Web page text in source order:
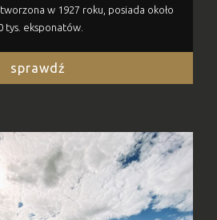
w 1927 roku, posiada około
tys. eksponatów.
sprawdź